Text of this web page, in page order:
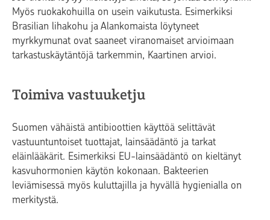
Myös ruokakohuilla on usein vaikutusta. Esimerkiksi
Brasilian lihakohu ja Alankomaista löytyneet
myrkkymunat ovat saaneet viranomaiset arvioimaan
tarkastuskäytäntöjä tarkemmin, Kaartinen arvioi.
Toimiva vastuuketju
Suomen vähäistä antibioottien käyttöä selittävät
vastuuntuntoiset tuottajat, lainsäädäntö ja tarkat
eläinlääkärit. Esimerkiksi EU-lainsäädäntö on kieltänyt
kasvuhormonien käytön kokonaan. Bakteerien
leviämisessä myös kuluttajilla ja hyvällä hygienialla on
merkitystä.